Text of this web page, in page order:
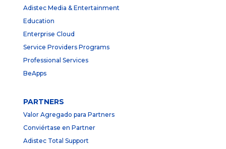
Adistec Media & Entertainment
Education
Enterprise Cloud
Service Providers Programs
Professional Services
BeApps
PARTNERS
Valor Agregado para Partners
Conviértase en Partner
Adistec Total Support